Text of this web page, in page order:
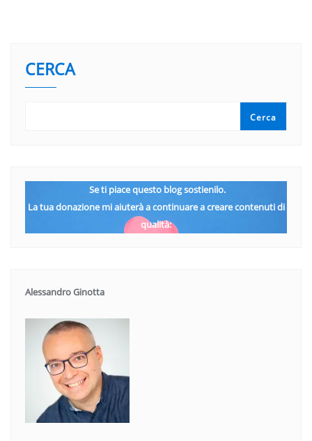
CERCA
Cerca
Se ti piace questo blog sostienilo.
La tua donazione mi aiuterà a continuare a creare contenuti di
qualità:
Alessandro Ginotta